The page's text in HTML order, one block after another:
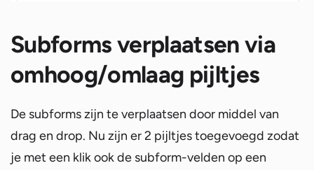
Subforms verplaatsen via
omhoog/omlaag pijltjes
De subforms zijn te verplaatsen door middel van
drag en drop. Nu zijn er 2 pijltjes toegevoegd zodat
je met een klik ook de subform-velden op een